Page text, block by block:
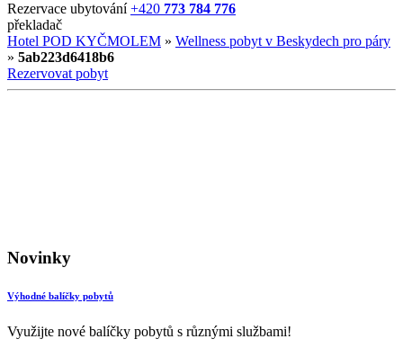
Rezervace ubytování+420 773 784 776
překladač
Hotel POD KYČMOLEM » Wellness pobyt v Beskydech pro páry
» 5ab223d6418b6
Rezervovat pobyt
Novinky
Výhodné balíčky pobytů
Využijte nové balíčky pobytů s různými službami!